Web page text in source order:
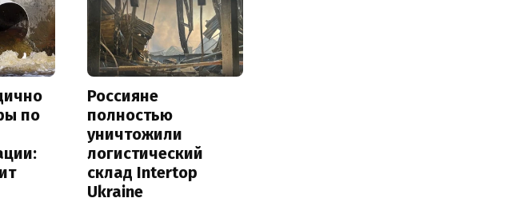
по
Россияне
полностью
уничтожили
логистический
склад Intertop
Ukraine